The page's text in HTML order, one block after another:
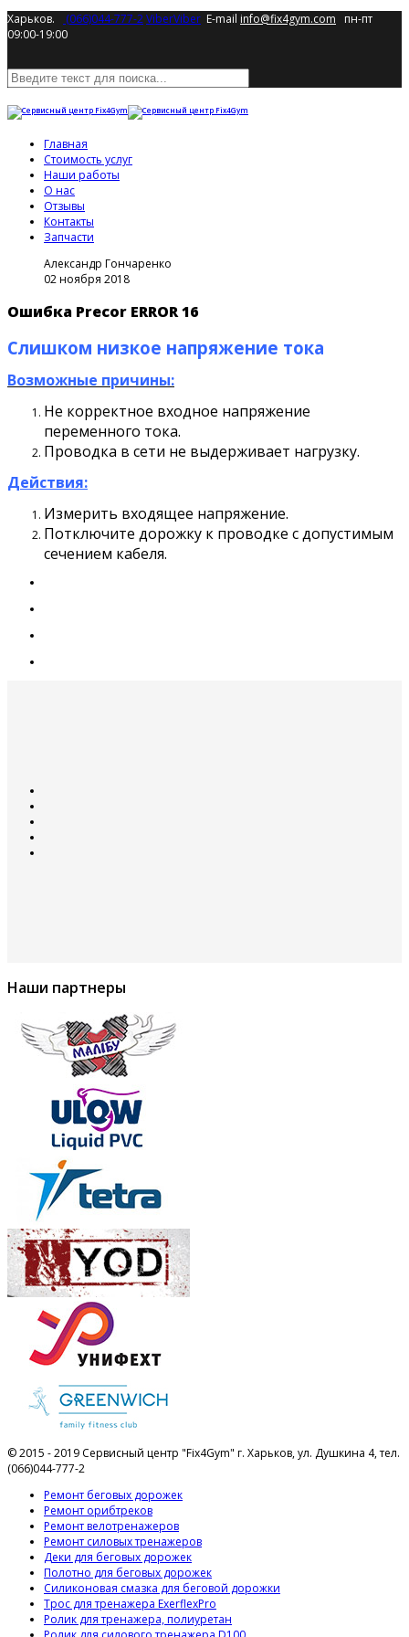
Харьков. (066)044-777-2ViberViber E-mail info@fix4gym.com пн-пт
09:00-19:00
Главная
Стоимость услуг
Наши работы
О нас
Отзывы
Контакты
Запчасти
Александр Гончаренко
02 ноября 2018
Ошибка Precor ERROR 16
Слишком низкое напряжение тока
Возможные причины:
Не корректное входное напряжение
переменного тока.
Проводка в сети не выдерживает нагрузку.
Действия:
Измерить входящее напряжение.
Потключите дорожку к проводке с допустимым
сечением кабеля.
Наши партнеры
© 2015 - 2019 Сервисный центр "Fix4Gym" г. Харьков, ул. Душкина 4, тел.
(066)044-777-2
Ремонт беговых дорожек
Ремонт орибтреков
Ремонт велотренажеров
Ремонт силовых тренажеров
Деки для беговых дорожек
Полотно для беговых дорожек
Силиконовая смазка для беговой дорожки
Трос для тренажера ExerflexPro
Ролик для тренажера, полиуретан